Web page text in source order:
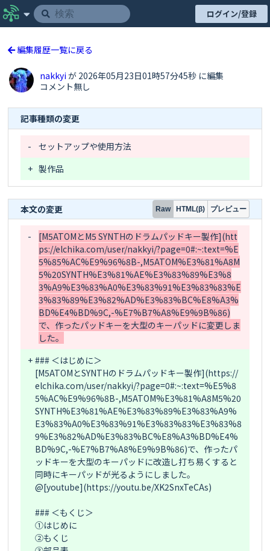
ログイン/登録
編集履歴一覧に戻る
nakkyiが 2026年05月23日01時57分45秒 に編集
コメント無し
記事種類の変更
-
セットアップや使用方法
+ 製作品
本文の変更 Raw HTML(β) プレビュー
-
[M5ATOMとM5 SYNTHのドラムパッドキー製作](htt
ps://elchika.com/user/nakkyi/?page=0#:~:text=%E
5%85%AC%E9%96%8B-,M5ATOM%E3%81%A8M
5%20SYNTH%E3%81%AE%E3%83%89%E3%8
3%A9%E3%83%A0%E3%83%91%E3%83%83%E
3%83%89%E3%82%AD%E3%83%BC%E8%A3%
BD%E4%BD%9C,-%E7%B7%A8%E9%9B%86)
で、作ったパッドキーを大型のキーパッドに変更しま
した。
+ ### ＜はじめに＞
[M5ATOMとSYNTHのドラムパッドキー製作](https://
elchika.com/user/nakkyi/?page=0#:~:text=%E5%8
5%AC%E9%96%8B-,M5ATOM%E3%81%A8M5%20
SYNTH%E3%81%AE%E3%83%89%E3%83%A9%
E3%83%A0%E3%83%91%E3%83%83%E3%83%8
9%E3%82%AD%E3%83%BC%E8%A3%BD%E4%
BD%9C,-%E7%B7%A8%E9%9B%86)で、作ったパ
ッドキーを大型のキーパッドに改造し打ち易くすると
同時にキーパッドが光るようにしました。
@[youtube](https://youtu.be/XK2SnxTeCAs)
### ＜もくじ＞
①はじめに
②もくじ